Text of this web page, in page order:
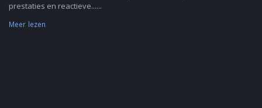
prestaties en reactieve......
Meer lezen